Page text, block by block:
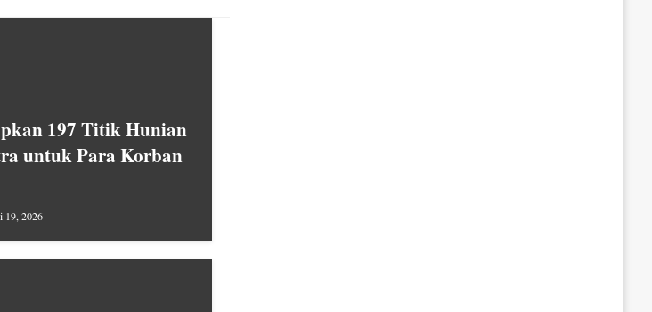
197 Titik Hunian
untuk Para Korban
19, 2026